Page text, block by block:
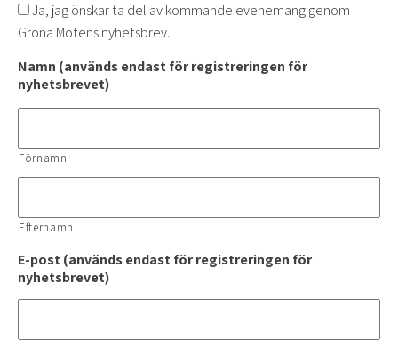
Ja, jag önskar ta del av kommande evenemang genom
Gröna Mötens nyhetsbrev.
Namn (används endast för registreringen för
nyhetsbrevet)
Förnamn
Efternamn
E-post (används endast för registreringen för
nyhetsbrevet)